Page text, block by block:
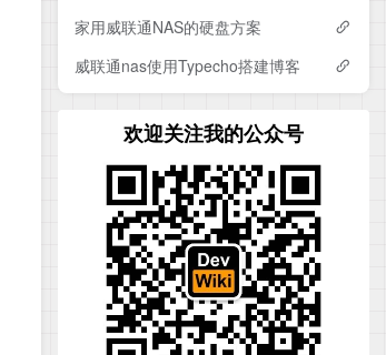
家用威联通NAS的硬盘方案
威联通nas使用Typecho搭建博客
欢迎关注我的公众号